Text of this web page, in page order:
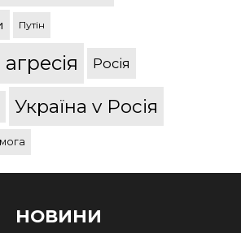
Путін
Росія
Україна v Росія
НОВИНИ